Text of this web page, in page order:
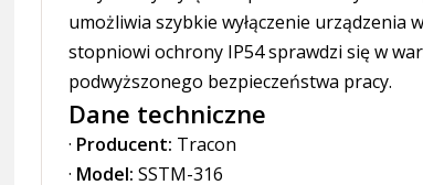
umożliwia szybkie wyłączenie
stopniowi ochrony IP54 sprawdzi się w
podwyższonego bezpieczeństwa pracy.
Dane techniczne
· Producent: Tracon
· Model: SSTM-316